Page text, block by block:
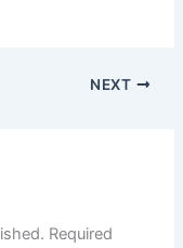
NEXT
Required